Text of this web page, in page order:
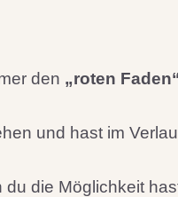
den „roten Faden“
und hast im
die Möglichkeit